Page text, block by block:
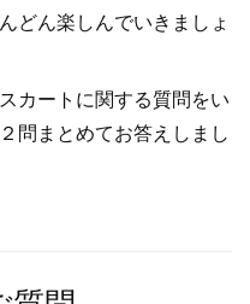
どん楽しんでいきましょ
カートに関する質問をい
問まとめてお答えしまし